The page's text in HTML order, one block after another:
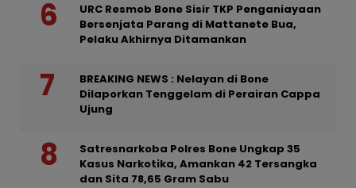
URC Resmob Bone Sisir TKP Penganiayaan
Bersenjata Parang di Mattanete Bua,
Pelaku Akhirnya Ditamankan
BREAKING NEWS : Nelayan di Bone
Dilaporkan Tenggelam di Perairan Cappa
Ujung
Satresnarkoba Polres Bone Ungkap 35
Kasus Narkotika, Amankan 42 Tersangka
dan Sita 78,65 Gram Sabu